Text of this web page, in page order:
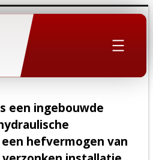
een ingebouwde
hefvermogen van